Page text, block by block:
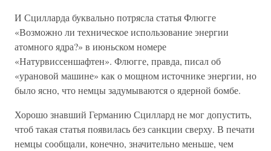
И Сцилларда буквально потрясла статья Флюгге
«Возможно ли техническое использование энергии
атомного ядра?» в июньском номере
«Натурвиссеншафтен». Флюгге, правда, писал об
«урановой машине» как о мощном источнике энергии, но
было ясно, что немцы задумываются о ядерной бомбе.
Хорошо знавший Германию Сциллард не мог допустить,
чтоб такая статья появилась без санкции сверху. В печати
немцы сообщали, конечно, значительно меньше, чем